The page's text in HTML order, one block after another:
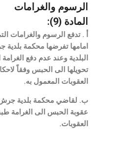
الرسوم والغرامات
المادة (9):
أ . تدفع الرسوم والغرامات
امامها تفرضها محكمة
البلدية وعند عدم دفع
تحويلها الى الحبس وفقاً
العقوبات المعمول به.
ب. لقاضي محكمة بلدية
عقوبة الحبس الى الغرامة
العقوبات.